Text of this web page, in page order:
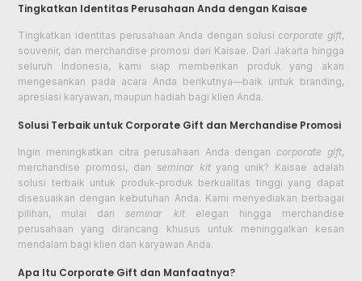
Tingkatkan Identitas Perusahaan Anda dengan Kaisae
Tingkatkan identitas perusahaan Anda dengan solusicorporate gift,
souvenir, dan merchandise promosi dari Kaisae. Dari Jakarta hingga
seluruh Indonesia, kami siap memberikan produk yang akan
mengesankan pada acara Anda berikutnya—baik untuk branding,
apresiasi karyawan, maupun hadiah bagi klien Anda.
Solusi Terbaik untuk Corporate Gift dan Merchandise Promosi
Ingin meningkatkan citra perusahaan Anda dengancorporate gift,
merchandise promosi, dan seminar kityang unik? Kaisae adalah
solusi terbaik untuk produk-produk berkualitas tinggi yang dapat
disesuaikan dengan kebutuhan Anda. Kami menyediakan berbagai
pilihan, mulai dariseminar kitelegan hingga merchandise
perusahaan yang dirancang khusus untuk meninggalkan kesan
mendalam bagi klien dan karyawan Anda.
Apa Itu Corporate Gift dan Manfaatnya?